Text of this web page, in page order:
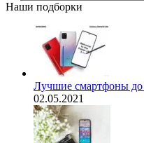
Наши подборки
Лучшие смартфоны до
02.05.2021